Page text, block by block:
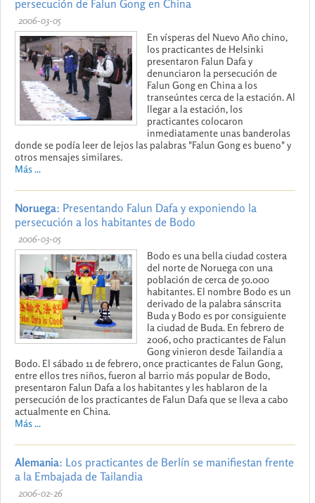
persecución de Falun Gong en China
2006-03-05
En vísperas del Nuevo Año chino,
los practicantes de Helsinki
presentaron Falun Dafa y
denunciaron la persecución de
Falun Gong en China a los
transeúntes cerca de la estación. Al
llegar a la estación, los
practicantes colocaron
inmediatamente unas banderolas
donde se podía leer de lejos las palabras "Falun Gong es bueno" y
otros mensajes similares.
Más ...
Noruega: Presentando Falun Dafa y exponiendo la
persecución a los habitantes de Bodo
2006-03-05
Bodo es una bella ciudad costera
del norte de Noruega con una
población de cerca de 50.000
habitantes. El nombre Bodo es un
derivado de la palabra sánscrita
Buda y Bodo es por consiguiente
la ciudad de Buda. En febrero de
2006, ocho practicantes de Falun
Gong vinieron desde Tailandia a
Bodo. El sábado 11 de febrero, once practicantes de Falun Gong,
entre ellos tres niños, fueron al barrio más popular de Bodo,
presentaron Falun Dafa a los habitantes y les hablaron de la
persecución de los practicantes de Falun Dafa que se lleva a cabo
actualmente en China.
Más ...
Alemania: Los practicantes de Berlín se manifiestan frente
a la Embajada de Tailandia
2006-02-26